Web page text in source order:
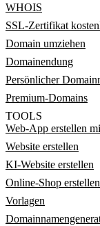
WHOIS
SSL-Zertifikat
Domain umziehen
Domainendung
Persönlicher
Premium-Domains
TOOLS
Web-App erstellen
Website erstellen
KI-Website erstellen
Online-Shop erstellen
Vorlagen